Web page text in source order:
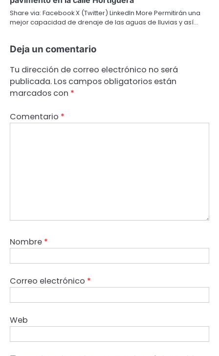
Share via: Facebook X (Twitter) LinkedIn More Permitirán una
mejor capacidad de drenaje de las aguas de lluvias y así…
Deja un comentario
Tu dirección de correo electrónico no será
publicada. Los campos obligatorios están
marcados con *
Comentario *
Nombre *
Correo electrónico *
Web